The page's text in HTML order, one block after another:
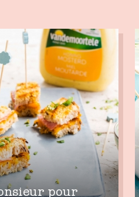
pour